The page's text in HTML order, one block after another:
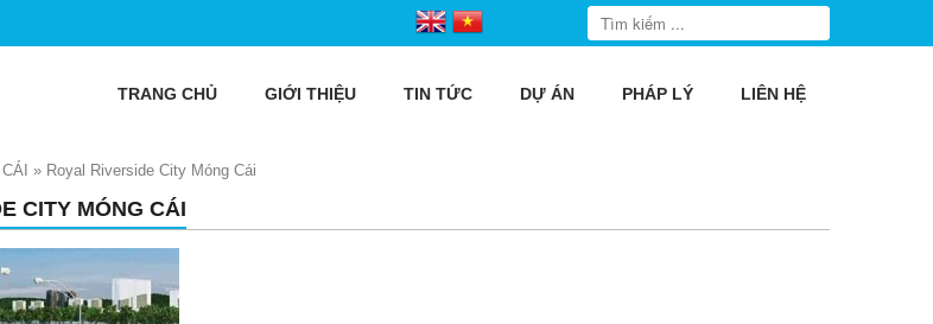
TRANG CHỦ GIỚI THIỆU TIN TỨC DỰ ÁN PHÁP LÝ LIÊN HỆ
» Royal Riverside City Móng Cái
CITY MÓNG CÁI